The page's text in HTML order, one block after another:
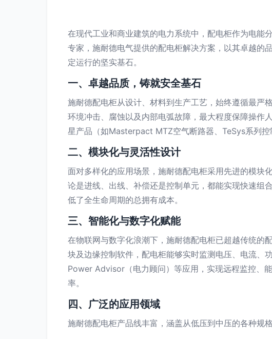
在现代工业和商业建筑的电力系统中，配电柜作为电能
专家，施耐德电气提供的配电柜解决方案，以其卓越的
定运行的坚实基石。
一、卓越品质，铸就安全基石
施耐德配电柜从设计、材料到生产工艺，始终遵循最严
环境冲击、腐蚀以及内部电弧故障，最大程度保障操作
星产品（如Masterpact MTZ空气断路器、TeSys系列控
二、模块化与灵活性设计
面对多样化的应用场景，施耐德配电柜采用先进的模块
论是进线、出线、补偿还是控制单元，都能实现快速组
低了全生命周期的总拥有成本。
三、智能化与数字化赋能
在物联网与数字化浪潮下，施耐德配电柜已超越传统
块及边缘控制软件，配电柜能够实时监测电压、电流
Power Advisor（电力顾问）等应用，实现远程监控、
率。
四、广泛的应用领域
施耐德配电柜产品线丰富，涵盖从低压到中压的各种规